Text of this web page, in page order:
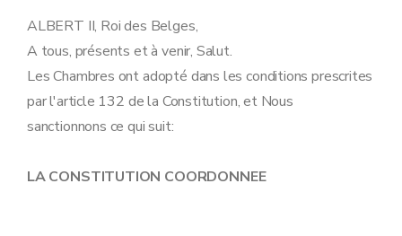
Art. 19
Art. 20
Art. 21
Art. 22
Art. 24
Art. 25
Art. 28
ALBERT II, Roi des Belges,
A tous, présents et à venir, Salut.
Les Chambres ont adopté dans les conditions prescrites
par l'article 132 de la Constitution, et Nous
sanctionnons ce qui suit:
LA CONSTITUTION COORDONNEE